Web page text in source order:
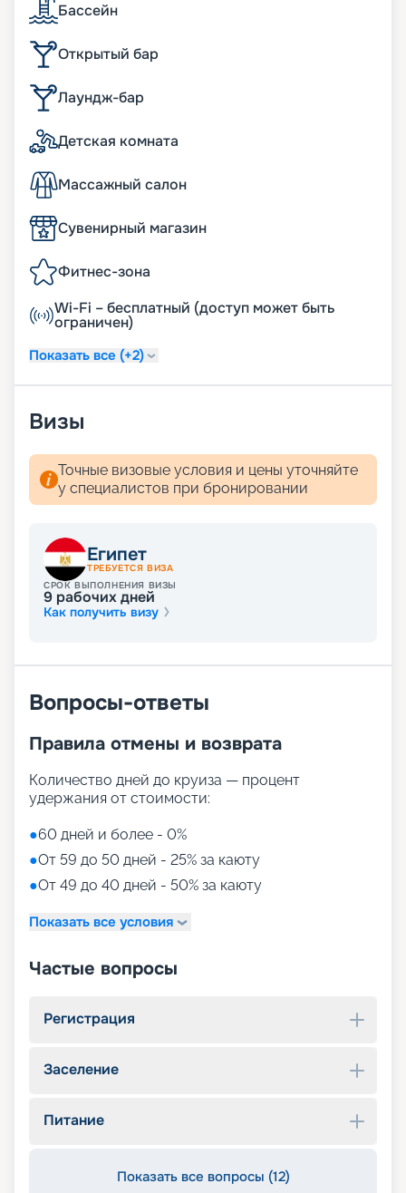
Бассейн
Открытый бар
Лаундж-бар
Детская комната
Массажный салон
Сувенирный магазин
Фитнес-зона
Wi-Fi – бесплатный (доступ может быть
ограничен)
Показать все (+2)
Визы
Точные визовые условия и цены уточняйте
у специалистов при бронировании
Египет
ТРЕБУЕТСЯ ВИЗА
СРОК ВЫПОЛНЕНИЯ ВИЗЫ
9 рабочих дней
Как получить визу
Вопросы-ответы
Правила отмены и возврата
Количество дней до круиза — процент
удержания от стоимости:
●60 дней и более - 0%
●От 59 до 50 дней - 25% за каюту
●От 49 до 40 дней - 50% за каюту
Показать все условия
Частые вопросы
Регистрация
Заселение
Питание
Показать все вопросы (12)